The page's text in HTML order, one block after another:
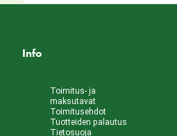
Info
Toimitus- ja
maksutavat
Toimitusehdot
Tuotteiden palautus
Tietosuoja